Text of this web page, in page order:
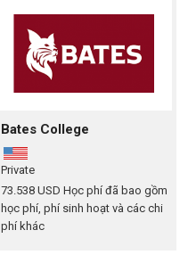
Bates College
Private
73.538 USD Học phí đã bao gồm
học phí, phí sinh hoạt và các chi
phí khác